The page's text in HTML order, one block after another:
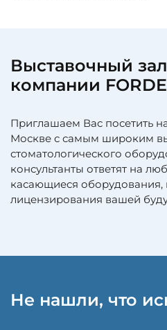
Выставочный зал
компании
Приглашаем Вас посетить
Москве с самым широким
стоматологического
консультанты ответят на
касающиеся оборудования,
лицензирования вашей
Не нашли, что